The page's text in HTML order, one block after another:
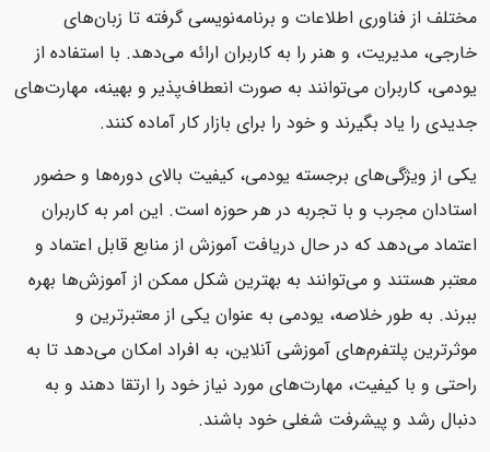
مختلف از فناوری اطلاعات و برنامه‌نویسی گرفته تا زبان‌های
خارجی، مدیریت، و هنر را به کاربران ارائه می‌دهد. با استفاده از
یودمی، کاربران می‌توانند به صورت انعطاف‌پذیر و بهینه، مهارت‌های
جدیدی را یاد بگیرند و خود را برای بازار کار آماده کنند.
یکی از ویژگی‌های برجسته یودمی، کیفیت بالای دوره‌ها و حضور
استادان مجرب و با تجربه در هر حوزه است. این امر به کاربران
اعتماد می‌دهد که در حال دریافت آموزش از منابع قابل اعتماد و
معتبر هستند و می‌توانند به بهترین شکل ممکن از آموزش‌ها بهره
ببرند. به طور خلاصه، یودمی به عنوان یکی از معتبرترین و
موثرترین پلتفرم‌های آموزشی آنلاین، به افراد امکان می‌دهد تا به
راحتی و با کیفیت، مهارت‌های مورد نیاز خود را ارتقا دهند و به
دنبال رشد و پیشرفت شغلی خود باشند.